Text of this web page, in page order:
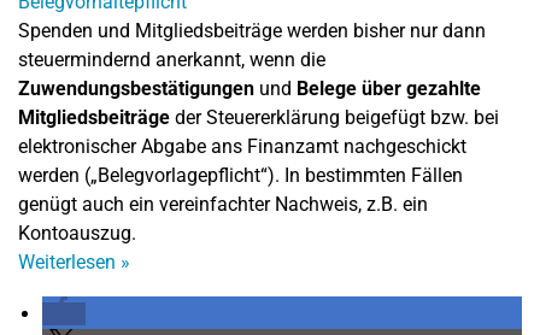
Spenden und Mitgliedsbeiträge werden bisher nur dann
steuermindernd anerkannt, wenn die
Zuwendungsbestätigungen und Belege über gezahlte
Mitgliedsbeiträge der Steuererklärung beigefügt bzw. bei
elektronischer Abgabe ans Finanzamt nachgeschickt
werden („Belegvorlagepflicht“). In bestimmten Fällen
genügt auch ein vereinfachter Nachweis, z.B. ein
Kontoauszug.
Weiterlesen »